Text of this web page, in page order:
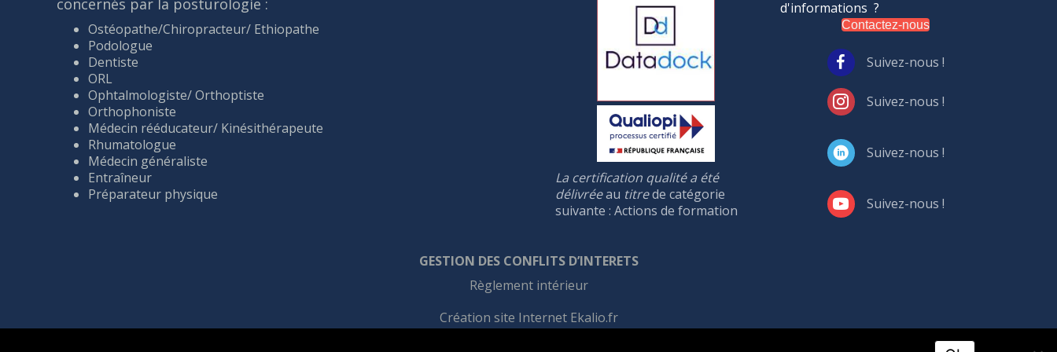
concernés par la posturologie :
Ostéopathe/Chiropracteur/ Ethiopathe
Podologue
Dentiste
ORL
Ophtalmologiste/ Orthoptiste
Orthophoniste
Médecin rééducateur/ Kinésithérapeute
Rhumatologue
Médecin généraliste
Entraîneur
Préparateur physique
La certification qualité a été
délivréeau titrede catégorie
suivante : Actions de formation
d'informations ?
Contactez-nous
Suivez-nous !
Suivez-nous !
Suivez-nous !
Suivez-nous !
GESTION DES CONFLITS D’INTERETS
Règlement intérieur
Création site Internet Ekalio.fr
Informations légales